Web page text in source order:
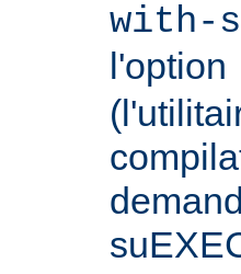
with-
l'option